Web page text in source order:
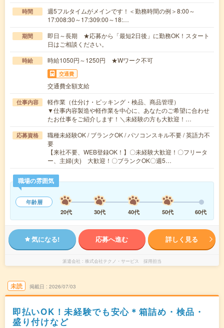
時間
週5フルタイムがメインです！＜勤務時間の例＞8:00～
17:008:30～17:309:00～18:…
期間
即日～長期 ★応募から「最短2日後」に勤務OK！スタート
日はご相談ください。
時給 時給1050円～1250円 ★Wワーク不可
交通費
交通費全額支給
仕事内容
軽作業（仕分け・ピッキング・検品、商品管理）
▼仕事内容製造や軽作業を中心に、あなたのご希望に合わせ
たお仕事をご紹介します！＼未経験の方も大歓迎！…
応募資格
職種未経験OK / ブランクOK / パソコンスキル不要 / 英語力不
要
【来社不要、WEB登録OK！】〇未経験大歓迎！〇フリータ
ー、主婦(夫) 大歓迎！〇ブランクOK〇週5…
職場の雰囲気
年齢層
20代
30代 40代 50代 60代
気になる! 応募へ進む 詳しく見る
派遣会社 株式会社テクノ・サービス 採用担当
未読 掲載日 2026/07/03
即払いOK！未経験でも安心＊箱詰め・検品・
盛り付けなど